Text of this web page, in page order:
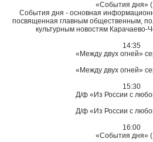
«События дня»
События дня - основная
посвященная главным общественным,
культурным новостям Карачаево-
14:35
«Между двух огней»
«Между двух огней»
15:30
Д/ф «Из России с
Д/ф «Из России с
16:00
«События дня»